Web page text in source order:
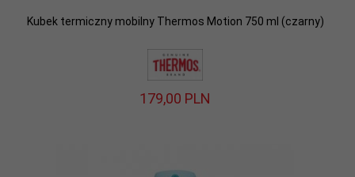
Kubek termiczny mobilny Thermos Motion 750 ml (czarny)
179,00 PLN